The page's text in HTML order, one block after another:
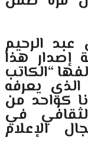
الرحيم
إصدار هذا
“الكاتب
الذي يعرفه
كواحد من
في
الإعلام